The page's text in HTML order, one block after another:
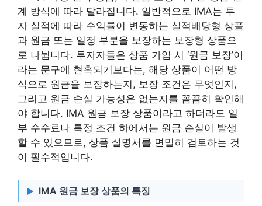
계 방식에 따라 달라집니다. 일반적으로 IMA는 투
자 실적에 따라 수익률이 변동하는 실적배당형 상품
과 원금 또는 일정 부분을 보장하는 보장형 상품으
로 나뉩니다. 투자자들은 상품 가입 시 ‘원금 보장’이
라는 문구에 현혹되기보다는, 해당 상품이 어떤 방
식으로 원금을 보장하는지, 보장 조건은 무엇인지,
그리고 원금 손실 가능성은 없는지를 꼼꼼히 확인해
야 합니다. IMA 원금 보장 상품이라고 하더라도 일
부 수수료나 특정 조건 하에서는 원금 손실이 발생
할 수 있으므로, 상품 설명서를 면밀히 검토하는 것
이 필수적입니다.
IMA 원금 보장 상품의 특징